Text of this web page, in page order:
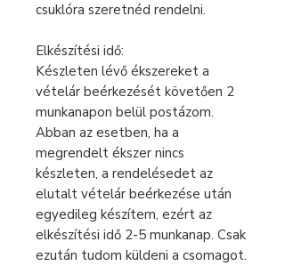
csuklóra szeretnéd rendelni.
Elkészítési idő:
Készleten lévő ékszereket a
vételár beérkezését követően 2
munkanapon belül postázom.
Abban az esetben, ha a
megrendelt ékszer nincs
készleten, a rendelésedet az
elutalt vételár beérkezése után
egyedileg készítem, ezért az
elkészítési idő 2-5 munkanap. Csak
ezután tudom küldeni a csomagot.